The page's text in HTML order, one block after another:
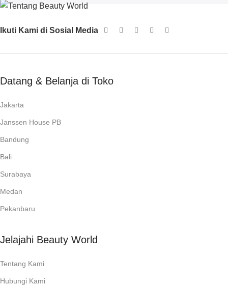
Ikuti Kami di Sosial Media
Datang & Belanja di Toko
Jakarta
Janssen House PB
Bandung
Bali
Surabaya
Medan
Pekanbaru
Jelajahi Beauty World
Tentang Kami
Hubungi Kami